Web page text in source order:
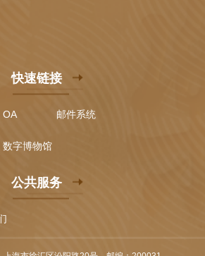
快速链接
OA 邮件系统
数字博物馆
公共服务